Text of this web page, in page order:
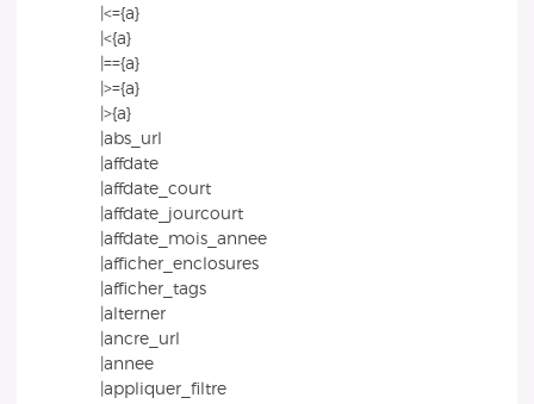
|<={a}
|<{a}
|=={a}
|>={a}
|>{a}
|abs_url
|affdate
|affdate_court
|affdate_jourcourt
|affdate_mois_annee
|afficher_enclosures
|afficher_tags
|alterner
|ancre_url
|annee
|appliquer_filtre